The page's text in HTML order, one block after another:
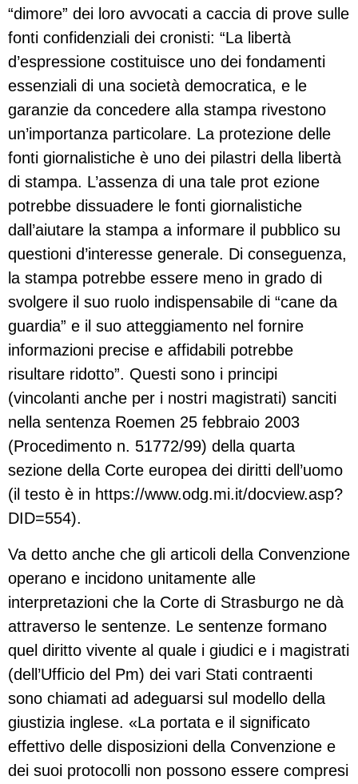
“dimore” dei loro avvocati a caccia di prove sulle
fonti confidenziali dei cronisti: “La libertà
d’espressione costituisce uno dei fondamenti
essenziali di una società democratica, e le
garanzie da concedere alla stampa rivestono
un’importanza particolare. La protezione delle
fonti giornalistiche è uno dei pilastri della libertà
di stampa. L’assenza di una tale prot ezione
potrebbe dissuadere le fonti giornalistiche
dall’aiutare la stampa a informare il pubblico su
questioni d’interesse generale. Di conseguenza,
la stampa potrebbe essere meno in grado di
svolgere il suo ruolo indispensabile di “cane da
guardia” e il suo atteggiamento nel fornire
informazioni precise e affidabili potrebbe
risultare ridotto”. Questi sono i principi
(vincolanti anche per i nostri magistrati) sanciti
nella sentenza Roemen 25 febbraio 2003
(Procedimento n. 51772/99) della quarta
sezione della Corte europea dei diritti dell’uomo
(il testo è in https://www.odg.mi.it/docview.asp?
DID=554).
Va detto anche che gli articoli della Convenzione
operano e incidono unitamente alle
interpretazioni che la Corte di Strasburgo ne dà
attraverso le sentenze. Le sentenze formano
quel diritto vivente al quale i giudici e i magistrati
(dell’Ufficio del Pm) dei vari Stati contraenti
sono chiamati ad adeguarsi sul modello della
giustizia inglese. «La portata e il significato
effettivo delle disposizioni della Convenzione e
dei suoi protocolli non possono essere compresi